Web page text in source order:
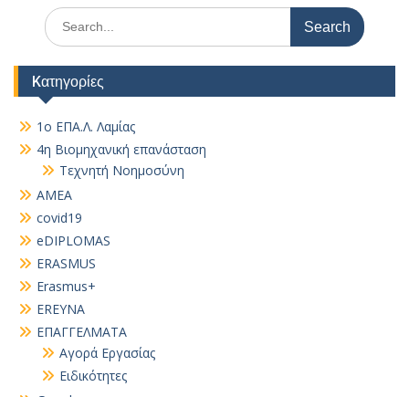
Search
for:
Kατηγορίες
1ο ΕΠΑ.Λ. Λαμίας
4η Βιομηχανική επανάσταση
Τεχνητή Νοημοσύνη
AMEA
covid19
eDIPLOMAS
ERASMUS
Erasmus+
EREYNA
EΠΑΓΓΕΛΜΑΤΑ
Αγορά Εργασίας
Ειδικότητες